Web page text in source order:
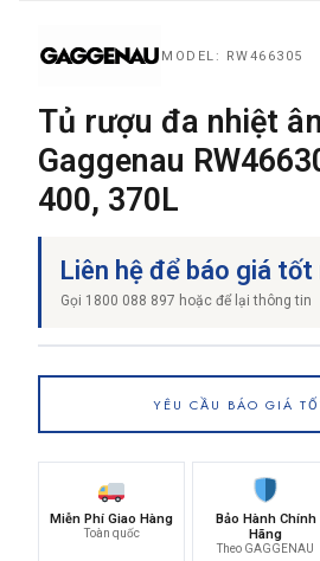
NỘI DUNG YÊU CẦU
MODEL: RW466305
Tủ rượu đa nhiệt
Gaggenau
400, 370L
Liên hệ để báo giá
Gọi 1800 088 897 hoặc để lại thông tin
YÊU CẦU BÁO GIÁ
Miễn Phí Giao Hàng
Toàn quốc
Bảo Hành Chính
Hãng
Theo GAGGENAU